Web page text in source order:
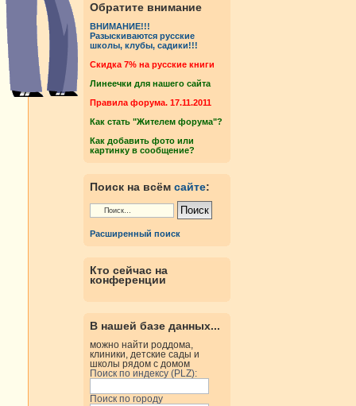
Обратите внимание
ВНИМАНИЕ!!!
Разыскиваются русские
школы, клубы, садики!!!
Cкидка 7% на русские книги
Линеечки для нашего сайта
Правила форума. 17.11.2011
Как стать "Жителем форума"?
Как добавить фото или
картинку в сообщение?
Поиск на всём сайте:
Расширенный поиск
Кто сейчас на
конференции
В нашей базе данных...
можно найти роддома,
клиники, детские сады и
школы рядом с домом
Поиск по индексу (PLZ):
Поиск по городу